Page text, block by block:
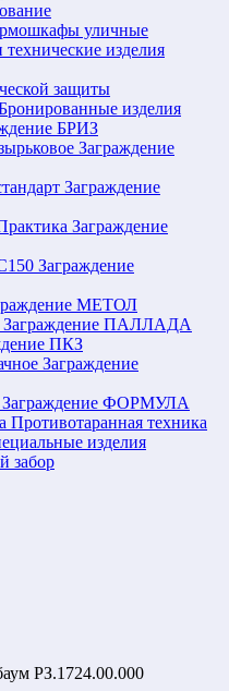
уличные
изделия
защиты
изделия
БРИЗ
Заграждение
Заграждение
Заграждение
Заграждение
МЕТОЛ
Заграждение ПАЛЛАДА
ПКЗ
Заграждение
Заграждение ФОРМУЛА
Противотаранная техника
изделия
забор
РЗ.1724.00.000